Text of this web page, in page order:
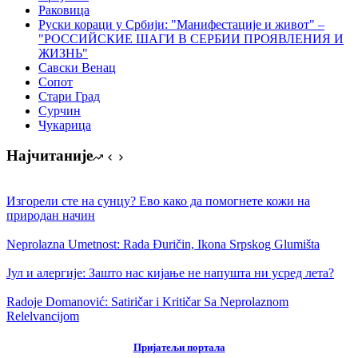
Раковица
Руски кораци у Србији: "Манифестације и живот" –
"РОССИЙСКИЕ ШАГИ В СЕРБИИ ПРОЯВЛЕНИЯ И
ЖИЗНЬ"
Савски Венац
Сопот
Стари Град
Сурчин
Чукарица
Најчитаније
Изгорели сте на сунцу? Ево како да помогнете кожи на
природан начин
Neprolazna Umetnost: Rada Đuričin, Ikonа Srpskog Glumištа
Јул и алергије: Зашто нас кијање не напушта ни усред лета?
Radoje Domanović: Satiričar i Kritičar Sa Neprolaznom
Relelvancijom
Пријатељи портала